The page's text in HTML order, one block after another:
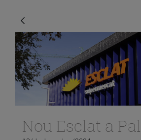
Nou Esclat a